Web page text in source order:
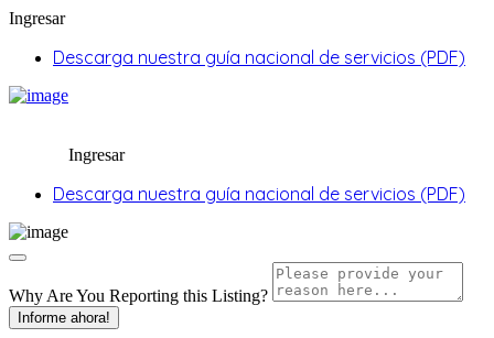
Ingresar
Descarga nuestra guía nacional de servicios (PDF)
Ingresar
Descarga nuestra guía nacional de servicios (PDF)
Why Are You Reporting this Listing?
Informe ahora!